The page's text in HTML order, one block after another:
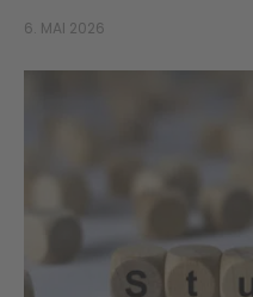
6. MAI 2026